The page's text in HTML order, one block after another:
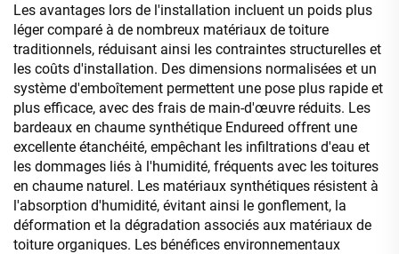
Les avantages lors de l'installation incluent un poids plus
léger comparé à de nombreux matériaux de toiture
traditionnels, réduisant ainsi les contraintes structurelles et
les coûts d'installation. Des dimensions normalisées et un
système d'emboîtement permettent une pose plus rapide et
plus efficace, avec des frais de main-d'œuvre réduits. Les
bardeaux en chaume synthétique Endureed offrent une
excellente étanchéité, empêchant les infiltrations d'eau et
les dommages liés à l'humidité, fréquents avec les toitures
en chaume naturel. Les matériaux synthétiques résistent à
l'absorption d'humidité, évitant ainsi le gonflement, la
déformation et la dégradation associés aux matériaux de
toiture organiques. Les bénéfices environnementaux